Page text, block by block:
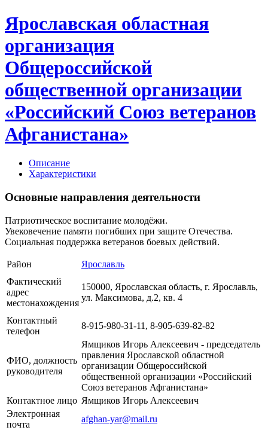
Ярославская областная
организация
Общероссийской
общественной организации
«Российский Союз ветеранов
Афганистана»
Описание
Характеристики
Основные направления деятельности
Патриотическое воспитание молодёжи.
Увековечение памяти погибших при защите Отечества.
Социальная поддержка ветеранов боевых действий.
Район
Ярославль
Фактический
адрес
местонахождения
150000, Ярославская область, г. Ярославль,
ул. Максимова, д.2, кв. 4
Контактный
телефон
8-915-980-31-11, 8-905-639-82-82
ФИО, должность
руководителя
Ямщиков Игорь Алексеевич - председатель
правления Ярославской областной
организации Общероссийской
общественной организации «Российский
Союз ветеранов Афганистана»
Контактное лицо Ямщиков Игорь Алексеевич
Электронная
почта
afghan-yar@mail.ru